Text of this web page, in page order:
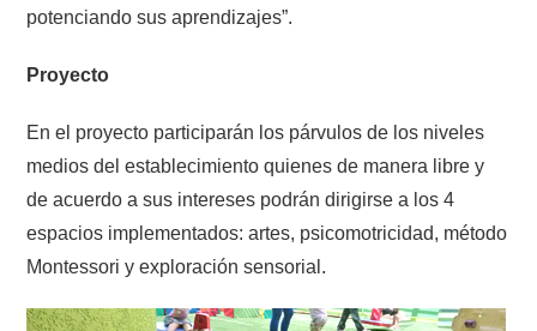
potenciando sus aprendizajes”.
Proyecto
En el proyecto participarán los párvulos de los niveles
medios del establecimiento quienes de manera libre y
de acuerdo a sus intereses podrán dirigirse a los 4
espacios implementados: artes, psicomotricidad, método
Montessori y exploración sensorial.